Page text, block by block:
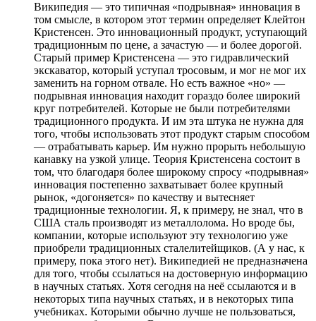
Википедия — это типичная «подрывная» инновация в
том смысле, в котором этот термин определяет Клейтон
Кристенсен. Это инновационный продукт, уступающий
традиционным по цене, а зачастую — и более дорогой.
Старый пример Кристенсена — это гидравлический
экскаватор, который уступал тросовым, и мог не мог их
заменить на горном отвале. Но есть важное «но» —
подрывная инновация находит гораздо более широкий
круг потребителей. Которые не были потребителями
традиционного продукта. И им эта штука не нужна для
того, чтобы использовать этот продукт старым способом
— отрабатывать карьер. Им нужно прорыть небольшую
канавку на узкой улице. Теория Кристенсена состоит в
том, что благодаря более широкому спросу «подрывная»
инновация постепенно захватывает более крупный
рынок, «догоняется» по качеству и вытесняет
традиционные технологии. Я, к примеру, не знал, что в
США сталь производят из металлолома. Но вроде бы,
компании, которые используют эту технологию уже
приобрели традиционных сталелитейщиков. (А у нас, к
примеру, пока этого нет). Википедией не предназначена
для того, чтобы ссылаться на достоверную информацию
в научных статьях. Хотя сегодня на неё ссылаются и в
некоторых типа научных статьях, и в некоторых типа
учебниках. Которыми обычно лучше не пользоваться,